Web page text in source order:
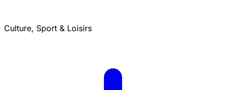
Culture, Sport & Loisirs